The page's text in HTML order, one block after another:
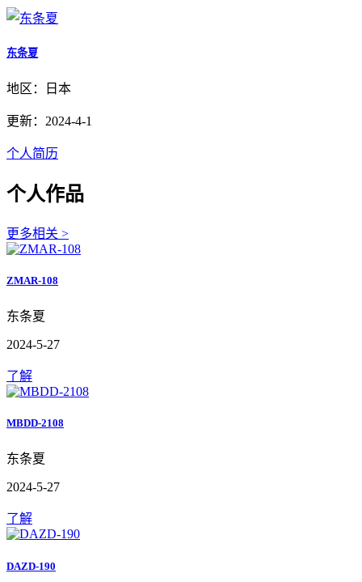
东条夏
地区：日本
更新：2024-4-1
个人简历
个人作品
更多相关 >
ZMAR-108
东条夏
2024-5-27
了解
MBDD-2108
东条夏
2024-5-27
了解
DAZD-190